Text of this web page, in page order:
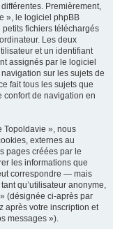
Premièrement,
», le logiciel phpBB
fichiers téléchargés
Les deux
et un identifiant
assignés par le logiciel
sur les sujets de
fait tous les sujets que
confort de navigation en
Topoldavie », nous
externes au
pages créées par le
les informations que
correspondre — mais
qu’utilisateur anonyme,
(désignée ci-après par
après votre inscription et
messages »).